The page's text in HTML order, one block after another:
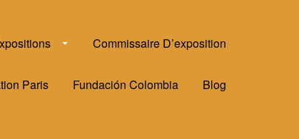
Commissaire D’exposition
Paris Fundación Colombia Blog